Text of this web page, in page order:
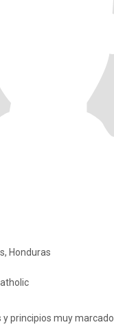
Honduras
y principios muy marcado